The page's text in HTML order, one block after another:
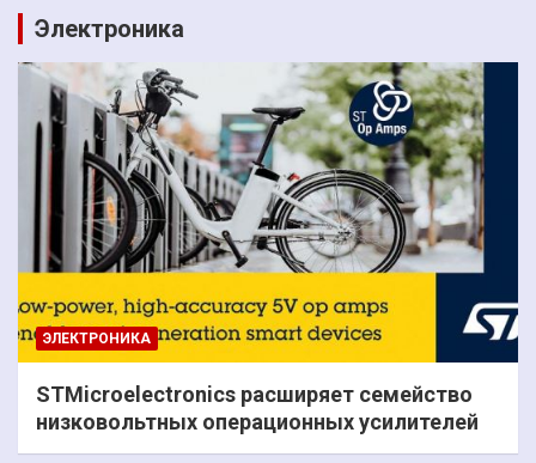
Электроника
ЭЛЕКТРОНИКА
STMicroelectronics расширяет семейство
низковольтных операционных усилителей